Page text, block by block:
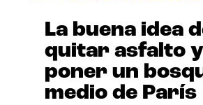
La buena idea
quitar asfalto y
poner un
medio de París